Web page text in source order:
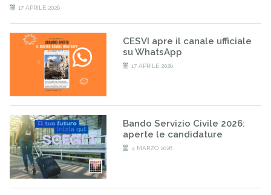
17 APRILE 2026
CESVI apre il canale ufficiale
su WhatsApp
17 APRILE 2026
Bando Servizio Civile 2026:
aperte le candidature
4 MARZO 2026